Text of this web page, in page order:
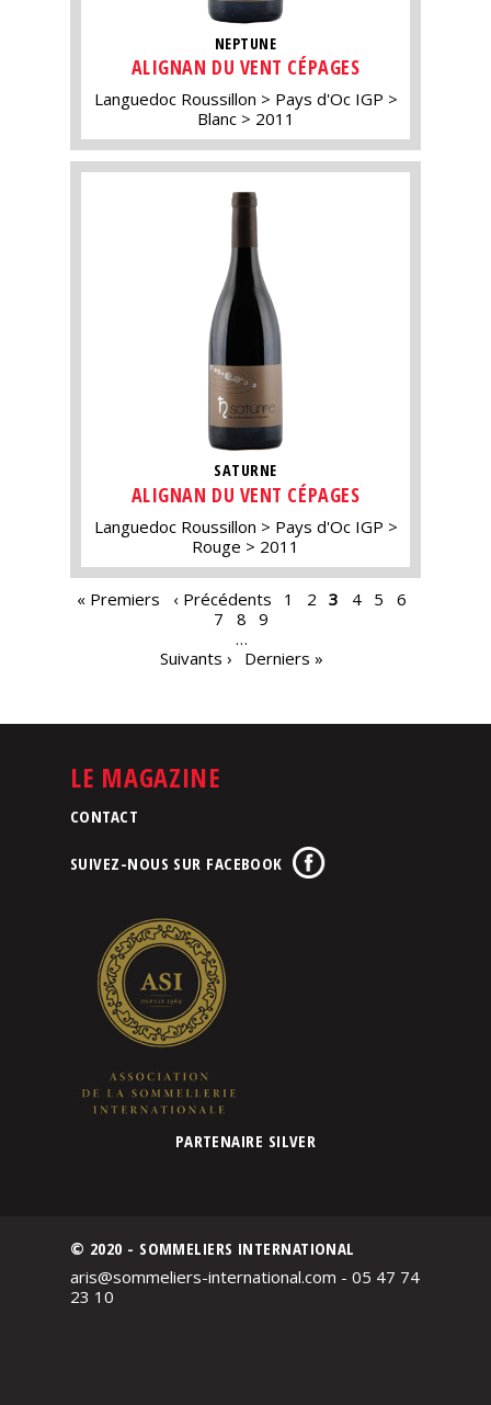
NEPTUNE
ALIGNAN DU VENT CÉPAGES
Languedoc Roussillon
Pays d'Oc IGP
Blanc
2011
SATURNE
ALIGNAN DU VENT CÉPAGES
Languedoc Roussillon
Pays d'Oc IGP
Rouge
2011
PAGES
« Premiers ‹ Précédents 1 2 3 4 5
6
7
8
9
…
Suivants ›
Derniers »
LE MAGAZINE
CONTACT
SUIVEZ-NOUS SUR FACEBOOK
PARTENAIRE SILVER
© 2020 - SOMMELIERS INTERNATIONAL
aris@sommeliers-international.com - 05 47 74
23 10